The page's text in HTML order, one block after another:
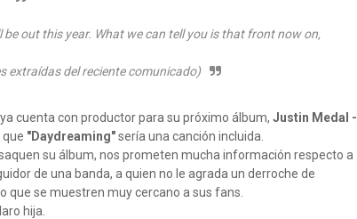
be out this year. What we can tell you is that front now on,
reciente comunicado)
cuenta con productor para su próximo álbum, Justin Medal -
"Daydreaming"sería una canción incluida.
su álbum, nos prometen mucha información respecto a
de una banda, a quien no le agrada un derroche de
que se muestren muy cercano a sus fans.
hija.